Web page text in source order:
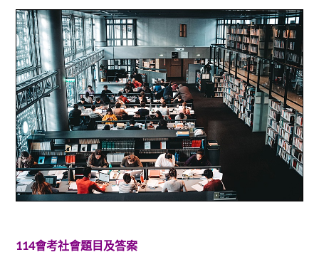
114會考社會題目及答案